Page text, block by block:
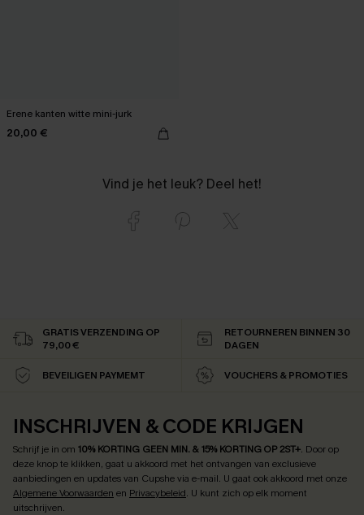
Erene kanten witte mini-jurk
20,00 €
Vind je het leuk? Deel het!
GRATIS VERZENDING OP
79,00 €
RETOURNEREN BINNEN 30
DAGEN
BEVEILIGEN PAYMEMT VOUCHERS & PROMOTIES
INSCHRIJVEN & CODE KRIJGEN
Schrijf je in om 10% KORTING GEEN MIN. & 15% KORTING OP 2ST+. Door op
deze knop te klikken, gaat u akkoord met het ontvangen van exclusieve
aanbiedingen en updates van Cupshe via e-mail. U gaat ook akkoord met onze
Algemene Voorwaarden en Privacybeleid. U kunt zich op elk moment
uitschrijven.